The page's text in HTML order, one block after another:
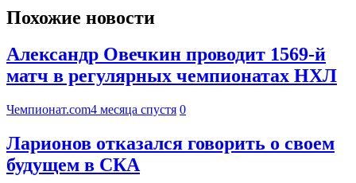
Похожие новости
Александр Овечкин проводит 1569-й
матч в регулярных чемпионатах НХЛ
Чемпионат.com4 месяца спустя 0
Ларионов отказался говорить о своем
будущем в СКА